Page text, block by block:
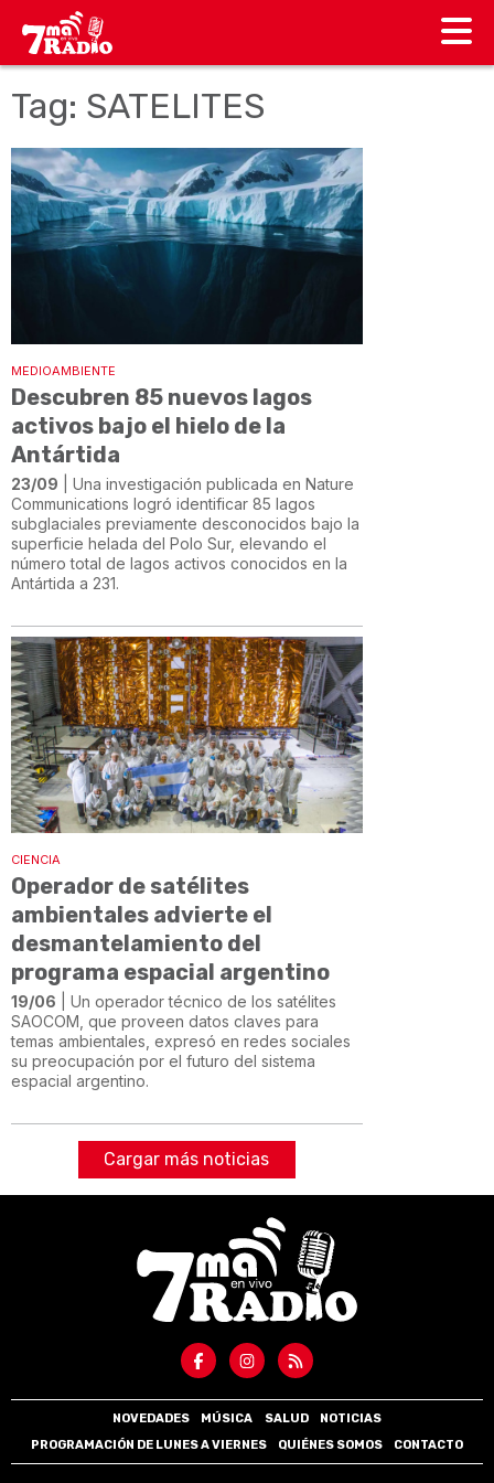
Tag: SATELITES
MEDIOAMBIENTE
Descubren 85 nuevos lagos
activos bajo el hielo de la
Antártida
23/09 | Una investigación publicada en Nature
Communications logró identificar 85 lagos
subglaciales previamente desconocidos bajo la
superficie helada del Polo Sur, elevando el
número total de lagos activos conocidos en la
Antártida a 231.
CIENCIA
Operador de satélites
ambientales advierte el
desmantelamiento del
programa espacial argentino
19/06 | Un operador técnico de los satélites
SAOCOM, que proveen datos claves para
temas ambientales, expresó en redes sociales
su preocupación por el futuro del sistema
espacial argentino.
Cargar más noticias
NOVEDADES MÚSICA SALUD
NOTICIAS
PROGRAMACIÓN DE LUNES A VIERNES
QUIÉNES SOMOS CONTACTO